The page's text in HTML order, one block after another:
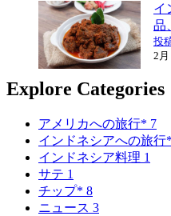
イ
品
投
2月
Explore Categories
アメリカへの旅行* 7
インドネシアへの旅行*
インドネシア料理 1
サテ 1
チップ* 8
ニュース 3